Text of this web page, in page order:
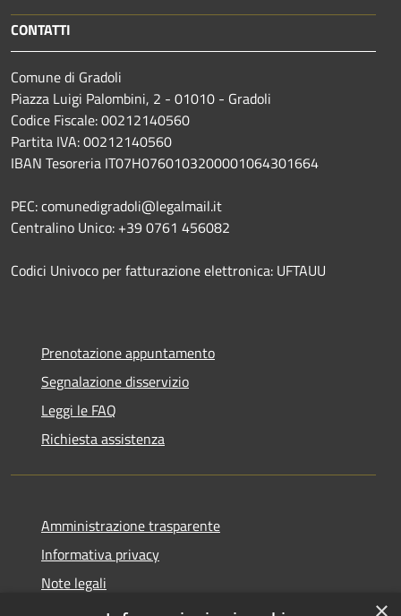
CONTATTI
Comune di Gradoli
Piazza Luigi Palombini, 2 - 01010 - Gradoli
Codice Fiscale: 00212140560
Partita IVA: 00212140560
IBAN Tesoreria IT07H0760103200001064301664
PEC: comunedigradoli@legalmail.it
Centralino Unico: +39 0761 456082
Codici Univoco per fatturazione elettronica: UFTAUU
Prenotazione appuntamento
Segnalazione disservizio
Leggi le FAQ
Richiesta assistenza
Amministrazione trasparente
Informativa privacy
Note legali
Dichiarazione di accessibilità